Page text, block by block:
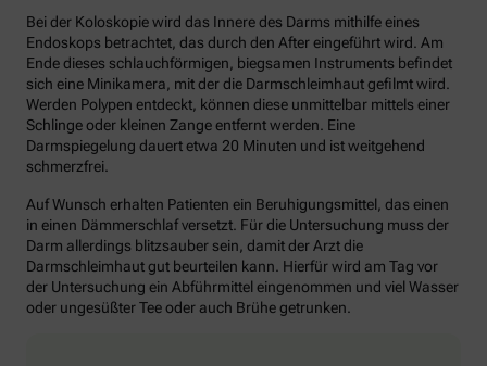
Bei der Koloskopie wird das Innere des Darms mithilfe eines
Endoskops betrachtet, das durch den After eingeführt wird. Am
Ende dieses schlauchförmigen, biegsamen Instruments befindet
sich eine Minikamera, mit der die Darmschleimhaut gefilmt wird.
Werden Polypen entdeckt, können diese unmittelbar mittels einer
Schlinge oder kleinen Zange entfernt werden. Eine
Darmspiegelung dauert etwa 20 Minuten und ist weitgehend
schmerzfrei.
Auf Wunsch erhalten Patienten ein Beruhigungsmittel, das einen
in einen Dämmerschlaf versetzt. Für die Untersuchung muss der
Darm allerdings blitzsauber sein, damit der Arzt die
Darmschleimhaut gut beurteilen kann. Hierfür wird am Tag vor
der Untersuchung ein Abführmittel eingenommen und viel Wasser
oder ungesüßter Tee oder auch Brühe getrunken.